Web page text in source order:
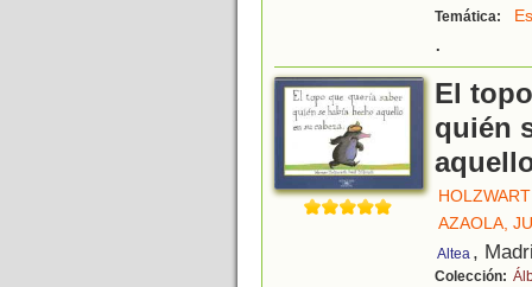
Temática:
.
El
quién
AZAOLA,
Altea ,
Colección: